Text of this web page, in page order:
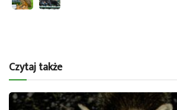
Czytaj także